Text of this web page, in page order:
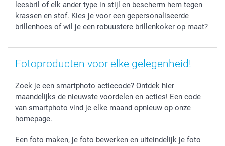
leesbril of elk ander type in stijl en bescherm hem tegen
krassen en stof. Kies je voor een gepersonaliseerde
brillenhoes of wil je een robuustere brillenkoker op maat?
Fotoproducten voor elke gelegenheid!
Zoek je een smartphoto actiecode? Ontdek hier
maandelijks de nieuwste voordelen en acties! Een code
van smartphoto vind je elke maand opnieuw op onze
homepage.
Een foto maken, je foto bewerken en uiteindelijk je foto